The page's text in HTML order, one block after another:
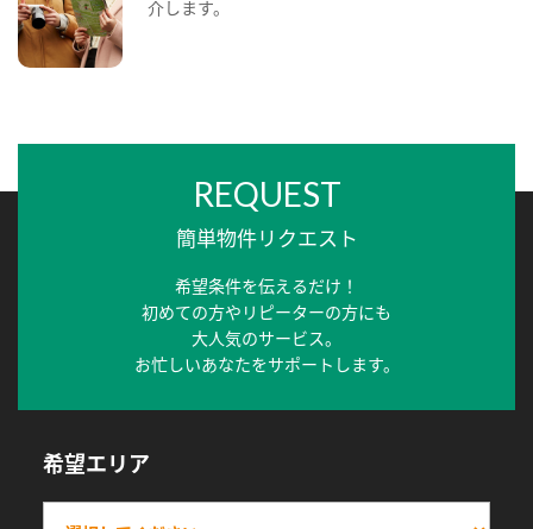
介します。
REQUEST
簡単物件リクエスト
希望条件を伝えるだけ！
初めての方やリピーターの方にも
大人気のサービス。
お忙しいあなたをサポートします。
希望エリア